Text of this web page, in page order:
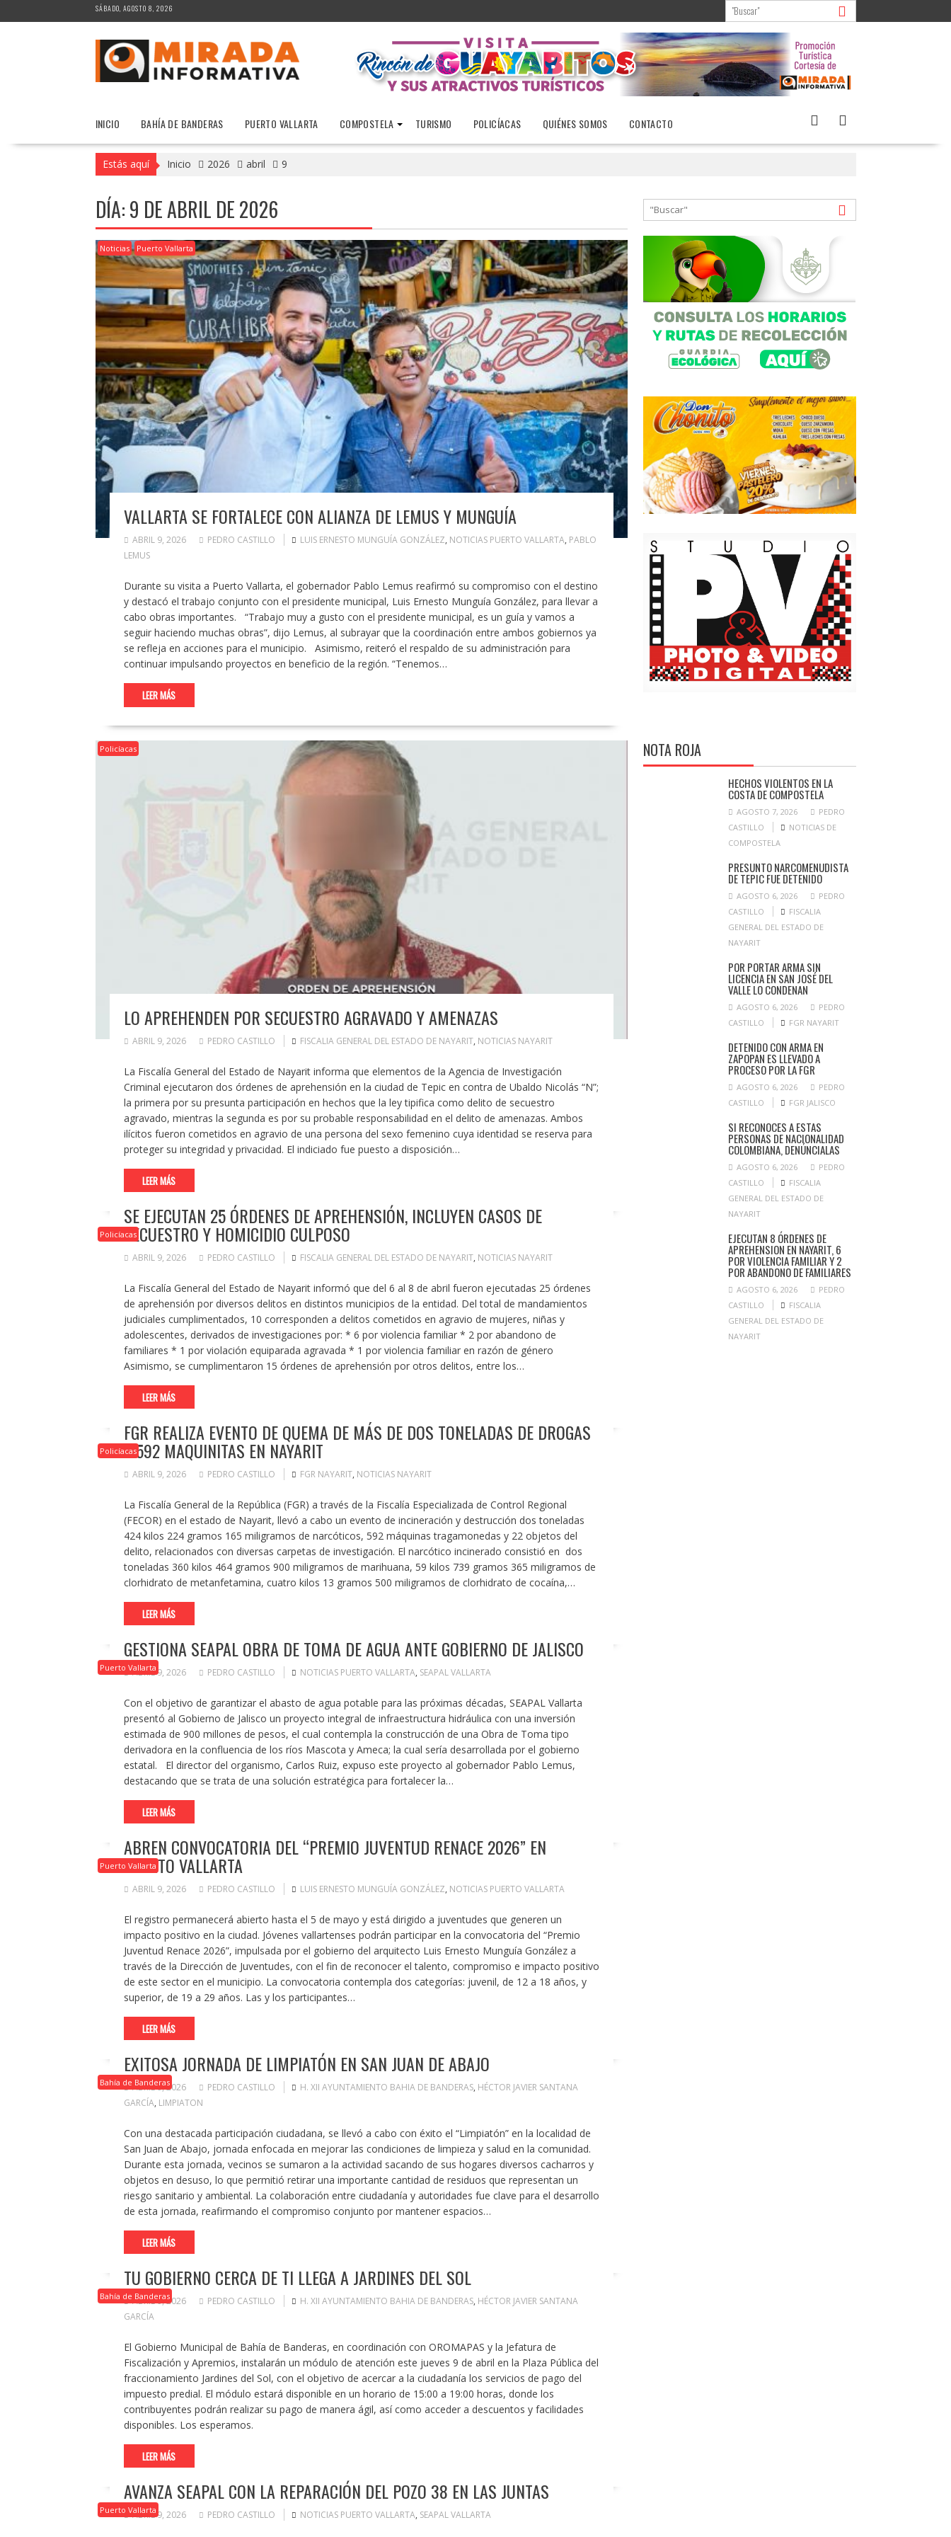
al
SÁBADO, AGOSTO 8, 2026
INICIO BAHÍA DE BANDERAS PUERTO VALLARTA COMPOSTELA TURISMO POLICÍACAS QUIÉNES SOMOS CONTACTO
Estás aquí Inicio 2026 abril 9
DÍA:9 DE ABRIL DE 2026
Noticias Puerto Vallarta
VALLARTA SE FORTALECE CON ALIANZA DE LEMUS Y MUNGUÍA
ABRIL 9, 2026 PEDRO CASTILLO LUIS ERNESTO MUNGUÍA GONZÁLEZ, NOTICIAS PUERTO VALLARTA, PABLO
LEMUS
Durante su visita a Puerto Vallarta, el gobernador Pablo Lemus reafirmó su compromiso con el destino
y destacó el trabajo conjunto con el presidente municipal, Luis Ernesto Munguía González, para llevar a
cabo obras importantes. “Trabajo muy a gusto con el presidente municipal, es un guía y vamos a
seguir haciendo muchas obras”, dijo Lemus, al subrayar que la coordinación entre ambos gobiernos ya
se refleja en acciones para el municipio. Asimismo, reiteró el respaldo de su administración para
continuar impulsando proyectos en beneficio de la región. “Tenemos…
LEER MÁS
Policíacas
LO APREHENDEN POR SECUESTRO AGRAVADO Y AMENAZAS
ABRIL 9, 2026 PEDRO CASTILLO FISCALIA GENERAL DEL ESTADO DE NAYARIT, NOTICIAS NAYARIT
La Fiscalía General del Estado de Nayarit informa que elementos de la Agencia de Investigación
Criminal ejecutaron dos órdenes de aprehensión en la ciudad de Tepic en contra de Ubaldo Nicolás “N”;
la primera por su presunta participación en hechos que la ley tipifica como delito de secuestro
agravado, mientras la segunda es por su probable responsabilidad en el delito de amenazas. Ambos
ilícitos fueron cometidos en agravio de una persona del sexo femenino cuya identidad se reserva para
proteger su integridad y privacidad. El indiciado fue puesto a disposición…
LEER MÁS
Policíacas
SE EJECUTAN 25 ÓRDENES DE APREHENSIÓN, INCLUYEN CASOS DE
SECUESTRO Y HOMICIDIO CULPOSO
ABRIL 9, 2026 PEDRO CASTILLO FISCALIA GENERAL DEL ESTADO DE NAYARIT, NOTICIAS NAYARIT
La Fiscalía General del Estado de Nayarit informó que del 6 al 8 de abril fueron ejecutadas 25 órdenes
de aprehensión por diversos delitos en distintos municipios de la entidad. Del total de mandamientos
judiciales cumplimentados, 10 corresponden a delitos cometidos en agravio de mujeres, niñas y
adolescentes, derivados de investigaciones por: * 6 por violencia familiar * 2 por abandono de
familiares * 1 por violación equiparada agravada * 1 por violencia familiar en razón de género
Asimismo, se cumplimentaron 15 órdenes de aprehensión por otros delitos, entre los…
LEER MÁS
Policíacas
FGR REALIZA EVENTO DE QUEMA DE MÁS DE DOS TONELADAS DE DROGAS
Y 592 MAQUINITAS EN NAYARIT
ABRIL 9, 2026 PEDRO CASTILLO FGR NAYARIT, NOTICIAS NAYARIT
La Fiscalía General de la República (FGR) a través de la Fiscalía Especializada de Control Regional
(FECOR) en el estado de Nayarit, llevó a cabo un evento de incineración y destrucción dos toneladas
424 kilos 224 gramos 165 miligramos de narcóticos, 592 máquinas tragamonedas y 22 objetos del
delito, relacionados con diversas carpetas de investigación. El narcótico incinerado consistió en dos
toneladas 360 kilos 464 gramos 900 miligramos de marihuana, 59 kilos 739 gramos 365 miligramos de
clorhidrato de metanfetamina, cuatro kilos 13 gramos 500 miligramos de clorhidrato de cocaína,…
LEER MÁS
Puerto Vallarta
GESTIONA SEAPAL OBRA DE TOMA DE AGUA ANTE GOBIERNO DE JALISCO
ABRIL 9, 2026 PEDRO CASTILLO NOTICIAS PUERTO VALLARTA, SEAPAL VALLARTA
Con el objetivo de garantizar el abasto de agua potable para las próximas décadas, SEAPAL Vallarta
presentó al Gobierno de Jalisco un proyecto integral de infraestructura hidráulica con una inversión
estimada de 900 millones de pesos, el cual contempla la construcción de una Obra de Toma tipo
derivadora en la confluencia de los ríos Mascota y Ameca; la cual sería desarrollada por el gobierno
estatal. El director del organismo, Carlos Ruiz, expuso este proyecto al gobernador Pablo Lemus,
destacando que se trata de una solución estratégica para fortalecer la…
LEER MÁS
Puerto Vallarta
ABREN CONVOCATORIA DEL “PREMIO JUVENTUD RENACE 2026” EN
PUERTO VALLARTA
ABRIL 9, 2026 PEDRO CASTILLO LUIS ERNESTO MUNGUÍA GONZÁLEZ, NOTICIAS PUERTO VALLARTA
El registro permanecerá abierto hasta el 5 de mayo y está dirigido a juventudes que generen un
impacto positivo en la ciudad. Jóvenes vallartenses podrán participar en la convocatoria del “Premio
Juventud Renace 2026”, impulsada por el gobierno del arquitecto Luis Ernesto Munguía González a
través de la Dirección de Juventudes, con el fin de reconocer el talento, compromiso e impacto positivo
de este sector en el municipio. La convocatoria contempla dos categorías: juvenil, de 12 a 18 años, y
superior, de 19 a 29 años. Las y los participantes…
LEER MÁS
Bahía de Banderas
EXITOSA JORNADA DE LIMPIATÓN EN SAN JUAN DE ABAJO
ABRIL 9, 2026 PEDRO CASTILLO H. XII AYUNTAMIENTO BAHIA DE BANDERAS, HÉCTOR JAVIER SANTANA
GARCÍA, LIMPIATON
Con una destacada participación ciudadana, se llevó a cabo con éxito el “Limpiatón” en la localidad de
San Juan de Abajo, jornada enfocada en mejorar las condiciones de limpieza y salud en la comunidad.
Durante esta jornada, vecinos se sumaron a la actividad sacando de sus hogares diversos cacharros y
objetos en desuso, lo que permitió retirar una importante cantidad de residuos que representan un
riesgo sanitario y ambiental. La colaboración entre ciudadanía y autoridades fue clave para el desarrollo
de esta jornada, reafirmando el compromiso conjunto por mantener espacios…
LEER MÁS
Bahía de Banderas
TU GOBIERNO CERCA DE TI LLEGA A JARDINES DEL SOL
ABRIL 9, 2026 PEDRO CASTILLO H. XII AYUNTAMIENTO BAHIA DE BANDERAS, HÉCTOR JAVIER SANTANA
GARCÍA
El Gobierno Municipal de Bahía de Banderas, en coordinación con OROMAPAS y la Jefatura de
Fiscalización y Apremios, instalarán un módulo de atención este jueves 9 de abril en la Plaza Pública del
fraccionamiento Jardines del Sol, con el objetivo de acercar a la ciudadanía los servicios de pago del
impuesto predial. El módulo estará disponible en un horario de 15:00 a 19:00 horas, donde los
contribuyentes podrán realizar su pago de manera ágil, así como acceder a descuentos y facilidades
disponibles. Los esperamos.
LEER MÁS
Puerto Vallarta
AVANZA SEAPAL CON LA REPARACIÓN DEL POZO 38 EN LAS JUNTAS
ABRIL 9, 2026 PEDRO CASTILLO NOTICIAS PUERTO VALLARTA, SEAPAL VALLARTA
NOTA ROJA
HECHOS VIOLENTOS EN LA
COSTA DE COMPOSTELA
AGOSTO 7, 2026
PEDRO
CASTILLO
NOTICIAS DE
COMPOSTELA
PRESUNTO NARCOMENUDISTA
DE TEPIC FUE DETENIDO
AGOSTO 6, 2026
PEDRO
CASTILLO
FISCALIA
GENERAL DEL ESTADO DE
NAYARIT
POR PORTAR ARMA SIN
LICENCIA EN SAN JOSÉ DEL
VALLE LO CONDENAN
AGOSTO 6, 2026
PEDRO
CASTILLO
FGR NAYARIT
DETENIDO CON ARMA EN
ZAPOPAN ES LLEVADO A
PROCESO POR LA FGR
AGOSTO 6, 2026
PEDRO
CASTILLO
FGR JALISCO
SI RECONOCES A ESTAS
PERSONAS DE NACIONALIDAD
COLOMBIANA, DENÚNCIALAS
AGOSTO 6, 2026
PEDRO
CASTILLO
FISCALIA
GENERAL DEL ESTADO DE
NAYARIT
EJECUTAN 8 ÓRDENES DE
APREHENSION EN NAYARIT, 6
POR VIOLENCIA FAMILIAR Y 2
POR ABANDONO DE FAMILIARES
AGOSTO 6, 2026
PEDRO
CASTILLO
FISCALIA
GENERAL DEL ESTADO DE
NAYARIT